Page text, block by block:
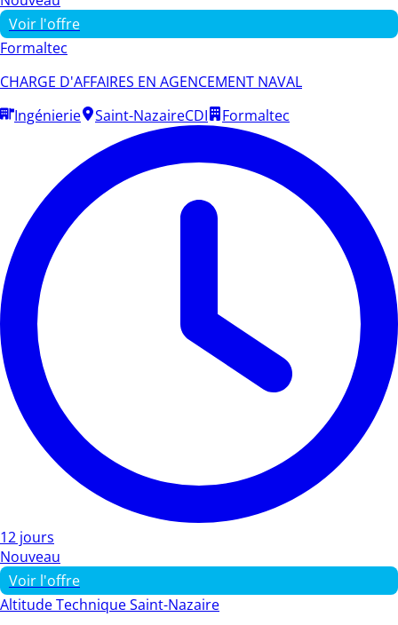
Voir l'offre
Formaltec
CHARGE D'AFFAIRES EN AGENCEMENT NAVAL
Ingénierie
Saint-NazaireCDI Formaltec
12 jours
Nouveau
Voir l'offre
Altitude Technique Saint-Nazaire